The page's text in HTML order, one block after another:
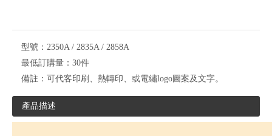
型號： 2350A / 2835A / 2858A
最低訂購量： 30件
備註： 可代客印刷、熱轉印、或電繡logo圖案及文字。
產品描述